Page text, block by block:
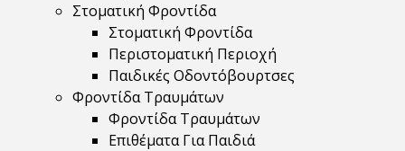
Στοματική Φροντίδα
Στοματική Φροντίδα
Περιστοματική Περιοχή
Παιδικές Οδοντόβουρτσες
Φροντίδα Τραυμάτων
Φροντίδα Τραυμάτων
Επιθέματα Για Παιδιά